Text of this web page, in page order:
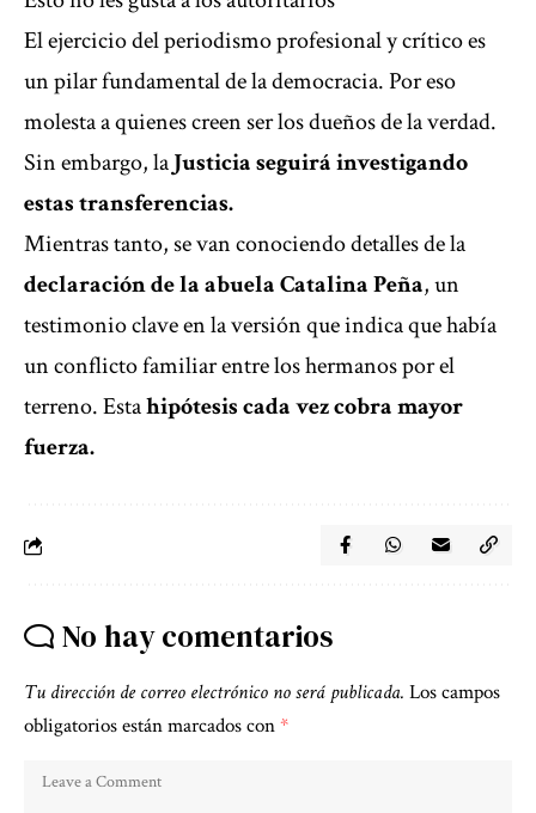
El ejercicio del periodismo profesional y crítico es
un pilar fundamental de la democracia. Por eso
molesta a quienes creen ser los dueños de la verdad.
Sin embargo, laJusticia seguirá investigando
estas transferencias.
Mientras tanto, se van conociendo detalles de la
declaración de la abuela Catalina Peña, un
testimonio clave en la versión que indica que había
un conflicto familiar entre los hermanos por el
terreno. Estahipótesis cada vez cobra mayor
fuerza.
No hay comentarios
Tu dirección de correo electrónico no será publicada. Los campos
obligatorios están marcados con*